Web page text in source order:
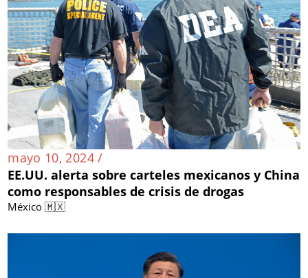
mayo 10, 2024 /
EE.UU. alerta sobre carteles mexicanos y China
como responsables de crisis de drogas
México 🇲🇽